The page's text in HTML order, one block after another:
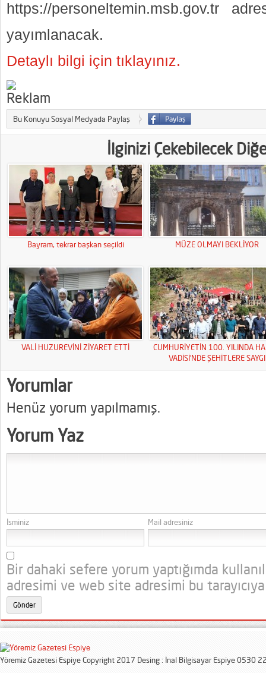
https://personeltemin.msb.gov.tr
yayımlanacak.
Detaylı bilgi için tıklayınız.
Bu Konuyu Sosyal Medyada Paylaş
İlginizi Çekebilecek
Bayram, tekrar başkan seçildi MÜZE OLMAYI BEKLİYOR
VALİ HUZUREVİNİ ZİYARET ETTİ
CUMHURİYETİN 100. YILINDA
VADİSİ’NDE ŞEHİTLERE SAYGI
Yorumlar
Henüz yorum yapılmamış.
Yorum Yaz
İsminiz Mail adresiniz
Bir dahaki sefere yorum yaptığımda
adresimi ve web site adresimi bu
Yöremiz Gazetesi Espiye Copyright 2017 Desing : İnal Bilgisayar Espiye 0530